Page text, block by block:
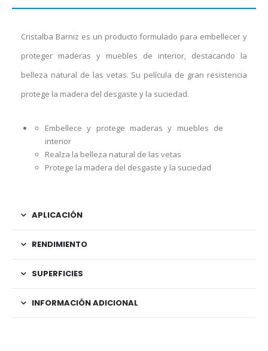
Cristalba Barniz es un producto formulado para embellecer y
proteger maderas y muebles de interior, destacando la
belleza natural de las vetas. Su película de gran resistencia
protege la madera del desgaste y la suciedad.
Embellece y protege maderas y muebles de
interior
Realza la belleza natural de las vetas
Protege la madera del desgaste y la suciedad
APLICACIÓN
RENDIMIENTO
SUPERFICIES
INFORMACIÓN ADICIONAL